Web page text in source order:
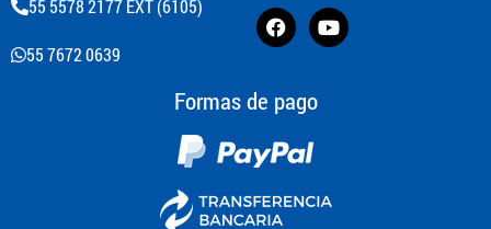
55 5578 2177 EXT (6105)
55 7672 0639
Formas de pago